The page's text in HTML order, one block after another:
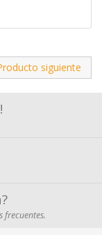
siguiente
frecuentes.